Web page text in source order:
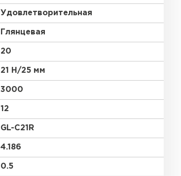
Удовлетворительная
Глянцевая
20
21 Н/25 мм
3000
12
GL-С21R
4.186
0.5